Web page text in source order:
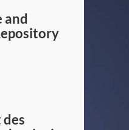
Canada
and